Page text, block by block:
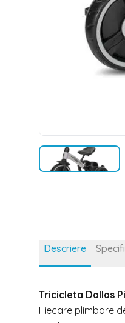
Descriere
Tricicleta Dallas
Fiecare plimbare